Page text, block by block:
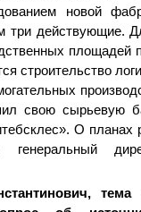
новой
три действующие.
площадей
строительство
свою сырьевую
О планах
генеральный
тема